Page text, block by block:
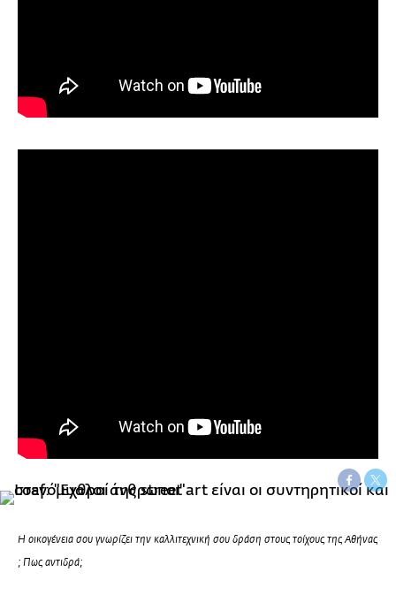
H οικογένεια σου γνωρίζει την καλλιτεχνική σου δράση στους τοίχους της Αθήνας
; Πως αντιδρά;